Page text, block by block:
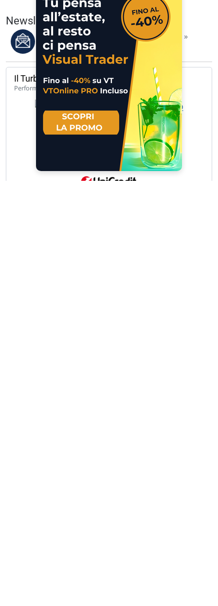
Newsletter del 07/08/2026
Leggi i migliori articoli della settimana »
Il Turbo del giorno
Performance 1 anno 114,03%
UCH TB LG ENEL 5.887 B 5.887 O… »